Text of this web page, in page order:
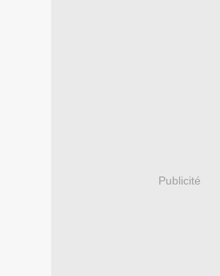
Publicité